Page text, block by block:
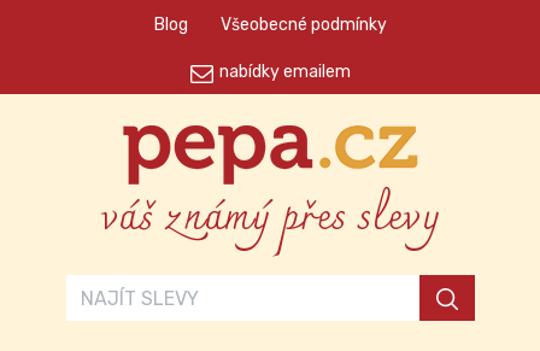
Blog Všeobecné podmínky
nabídky emailem
váš známý přes slevy